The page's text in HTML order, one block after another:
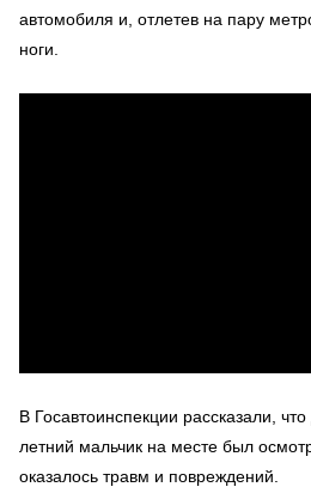
автомобиля и, отлетев на пару
ноги.
В Госавтоинспекции рассказали,
летний мальчик на месте был
оказалось травм и повреждений.